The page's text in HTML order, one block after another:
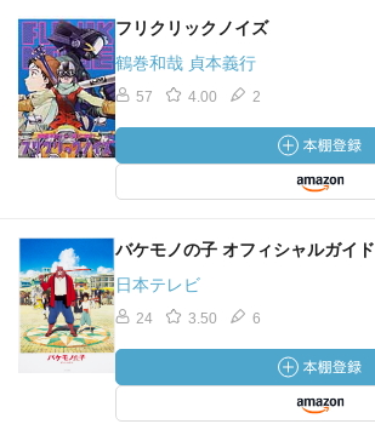
フリクリックノイズ
鶴巻和哉 貞本義行
57 4.00 2
バケモノの子 オフィシャルガイド
日本テレビ
24 3.50 6